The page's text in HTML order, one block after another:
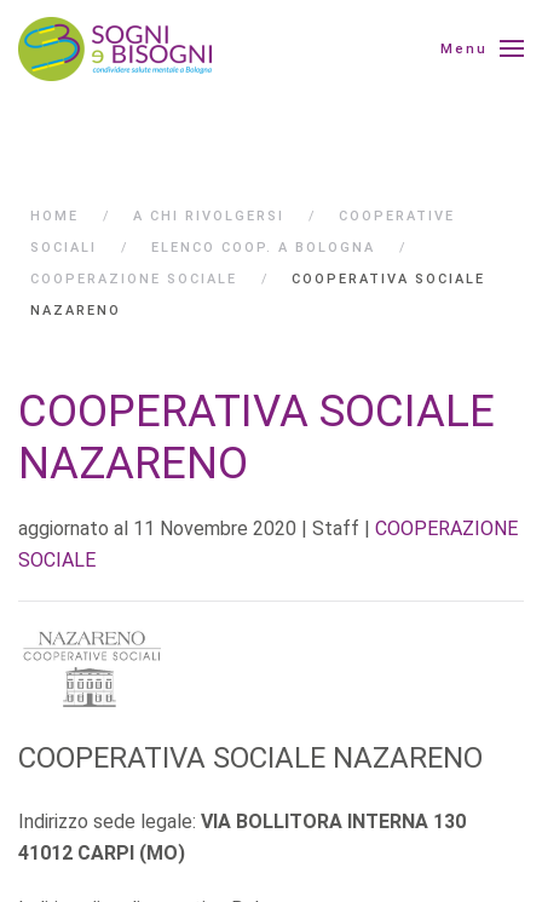
Menu
HOME A CHI RIVOLGERSI
COOPERATIVE
SOCIALI
ELENCO COOP. A BOLOGNA
COOPERAZIONE SOCIALE
COOPERATIVA SOCIALE
NAZARENO
COOPERATIVA SOCIALE
NAZARENO
aggiornato al 11 Novembre 2020 | Staff | COOPERAZIONE
SOCIALE
COOPERATIVA SOCIALE NAZARENO
Indirizzo sede legale: VIA BOLLITORA INTERNA 130
41012 CARPI (MO)